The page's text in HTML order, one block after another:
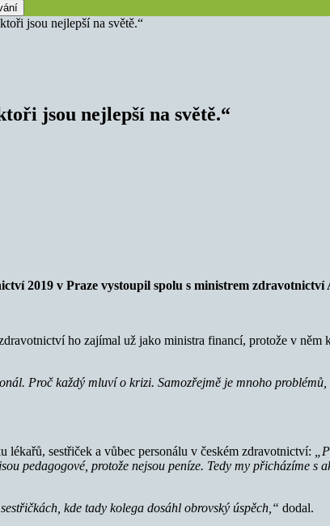
jsou nejlepší na světě.“
jsou nejlepší na světě.“
2019 v Praze vystoupil spolu s ministrem
ho zajímal už jako ministra financí, protože v
Proč každý mluví o krizi. Samozřejmě je mnoho
lékařů, sestřiček a vůbec personálu v českém zdravotnictví:
pedagogové, protože nejsou peníze. Tedy my přicházíme
kde tady kolega dosáhl obrovský úspěch,“ dodal.